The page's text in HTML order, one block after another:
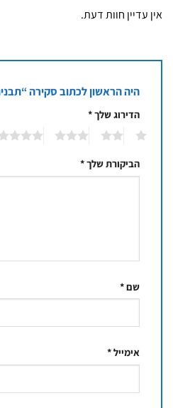
אין עדיין חוות דעת.
היה הראשון לכתוב סקירה
הדירוג שלך*
הביקורת שלך*
שם*
אימייל*